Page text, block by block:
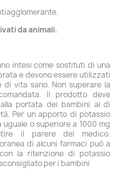
da animali.
intesi come sostituti di una
e devono essere utilizzati
di vita sano. Non superare la
Il prodotto deve
portata dei bambini al di
Per un apporto di potassio
o superiore a 1000 mg
il parere del medico.
di alcuni farmaci può a
la ritenzione di potassio
sconsigliato per i bambini